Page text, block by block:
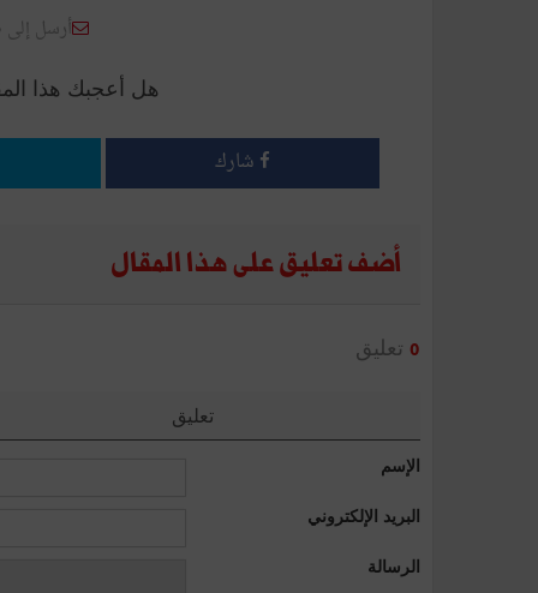
أرسل
هل أعجبك هذا
شارك
أضف تعليق على هذا المقال
0 تعليق
تعليق
الإسم
البريد الإلكتروني
الرسالة